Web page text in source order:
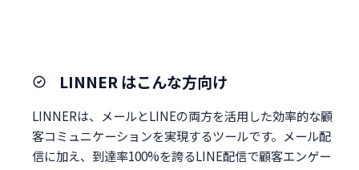
LINNER はこんな方向け
LINNERは、メールとLINEの両方を活用した効率的な顧
客コミュニケーションを実現するツールです。メール配
信に加え、到達率100%を誇るLINE配信で顧客エンゲー